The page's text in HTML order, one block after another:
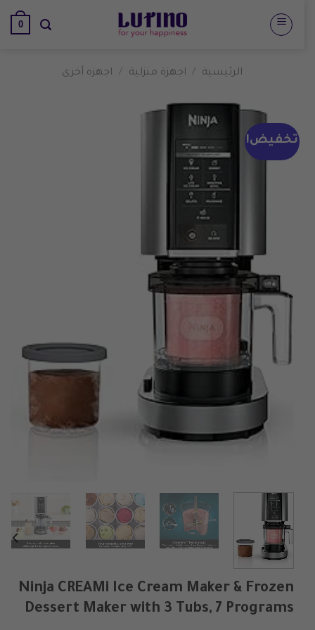
للمحتوى
0
الرئيسية / اجهزة منزلية / اجهزه أخرى
تخفيض!
Ninja CREAMi Ice Cream Maker & Frozen
Dessert Maker with 3 Tubs, 7 Programs